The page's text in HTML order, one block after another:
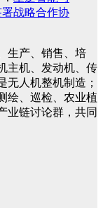
战略合作协
生产、销售、培
主机、发动机、传
无人机整机制造；
绘、巡检、农业植
业链讨论群，共同